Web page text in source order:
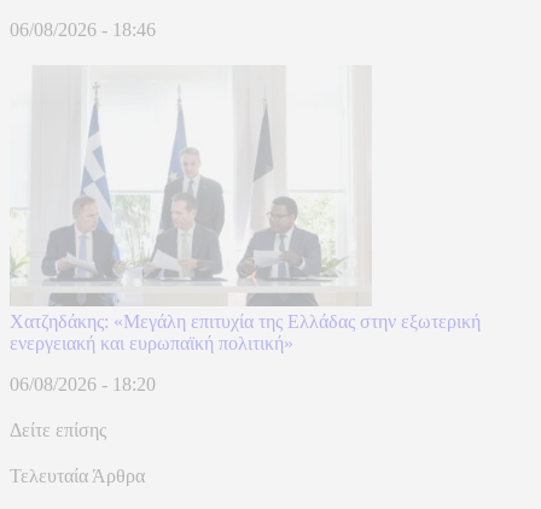
06/08/2026 - 18:46
Χατζηδάκης: «Μεγάλη επιτυχία της Ελλάδας στην εξωτερική
ενεργειακή και ευρωπαϊκή πολιτική»
06/08/2026 - 18:20
Δείτε επίσης
Τελευταία Άρθρα